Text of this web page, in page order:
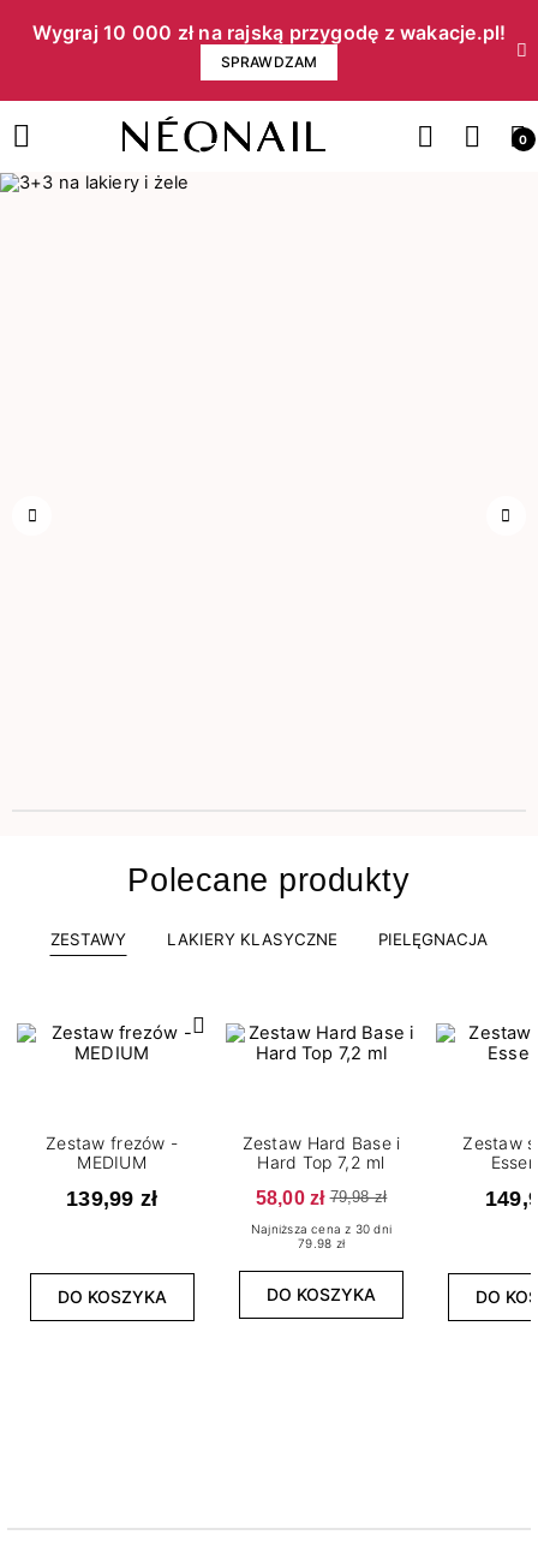
Wygraj 10 000 zł na rajską przygodę z wakacje.pl!​
SPRAWDZAM
0
Polecane produkty
ZESTAWY LAKIERY KLASYCZNE PIELĘGNACJA
Zestaw frezów -
MEDIUM
139,99 zł
DO KOSZYKA
Zestaw Hard Base i
Hard Top 7,2 ml
58,00 zł 79,98 zł
Najniższa cena z 30 dni
79.98 zł
DO KOSZYKA
Zestaw
DO